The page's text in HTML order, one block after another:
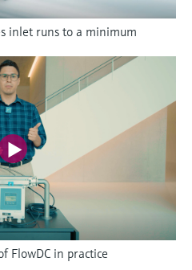
inlet runs to a minimum
FlowDC in practice